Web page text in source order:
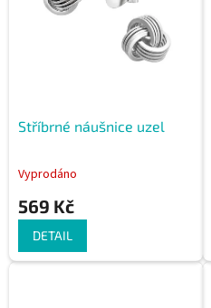
Stříbrné náušnice uzel
Vyprodáno
569 Kč
DETAIL